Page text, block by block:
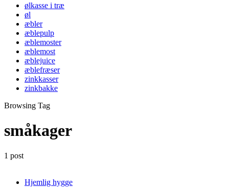
ølkasse i træ
øl
æbler
æblepulp
æblemoster
æblemost
æblejuice
æblefræser
zinkkasser
zinkbakke
Browsing Tag
småkager
1 post
Hjemlig hygge